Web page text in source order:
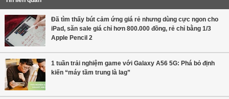
Đã tìm thấy bút cảm ứng giá rẻ nhưng dùng cực ngon cho
iPad, săn sale giá chỉ hơn 800.000 đồng, rẻ chỉ bằng 1/3
Apple Pencil 2
1 tuần trải nghiệm game với Galaxy A56 5G: Phá bỏ định
kiến “máy tầm trung là lag”